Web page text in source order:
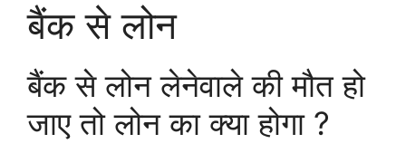
बैंक से लोन
बैंक से लोन लेनेवाले की मौत हो
जाए तो लोन का क्या होगा ?